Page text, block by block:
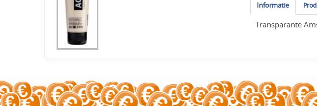
Informatie
Transparante